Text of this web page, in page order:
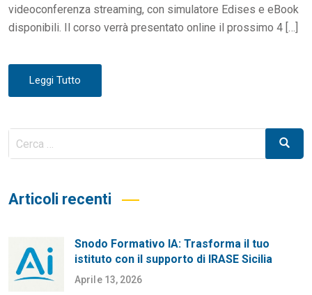
videoconferenza streaming, con simulatore Edises e eBook
disponibili. Il corso verrà presentato online il prossimo 4 […]
Leggi Tutto
Cerca
per:
Cerca
Articoli recenti
Snodo Formativo IA: Trasforma il tuo
istituto con il supporto di IRASE Sicilia
Aprile 13, 2026